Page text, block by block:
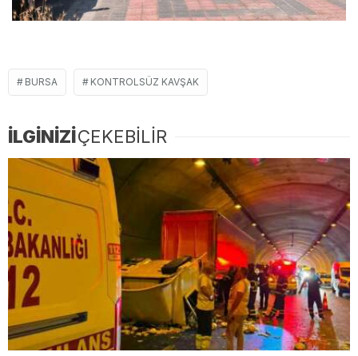
BURSA KONTROLSÜZ KAVŞAK
İLGİNİZİÇEKEBİLİR